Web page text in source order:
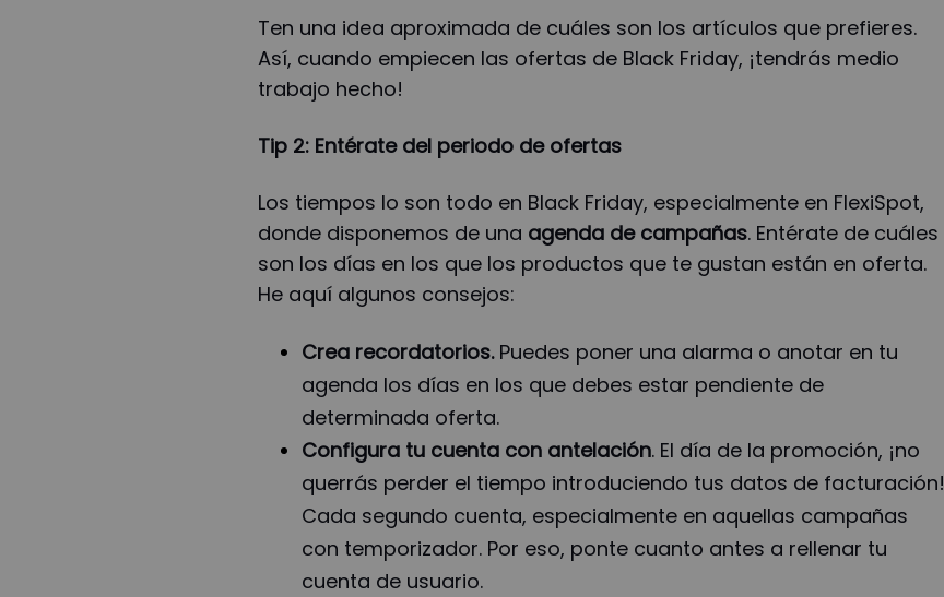
Ten una idea aproximada de cuáles son los artículos que prefieres.
Así, cuando empiecen las ofertas de Black Friday, ¡tendrás medio
trabajo hecho!
Tip 2: Entérate del periodo de ofertas
Los tiempos lo son todo en Black Friday, especialmente en FlexiSpot,
donde disponemos de una agenda de campañas. Entérate de cuáles
son los días en los que los productos que te gustan están en oferta.
He aquí algunos consejos:
Crea recordatorios. Puedes poner una alarma o anotar en tu
agenda los días en los que debes estar pendiente de
determinada oferta.
Configura tu cuenta con antelación. El día de la promoción, ¡no
querrás perder el tiempo introduciendo tus datos de facturación!
Cada segundo cuenta, especialmente en aquellas campañas
con temporizador. Por eso, ponte cuanto antes a rellenar tu
cuenta de usuario.